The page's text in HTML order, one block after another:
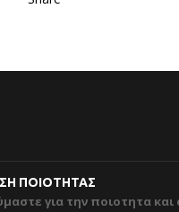
ΠΟΙΟΤΗΤΑΣ
για την ποιοτητα